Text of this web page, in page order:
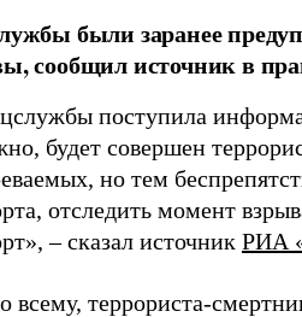
были заранее
сообщил источник в
поступила
будет совершен
но тем
отследить момент
– сказал источник РИА
всему, террориста-